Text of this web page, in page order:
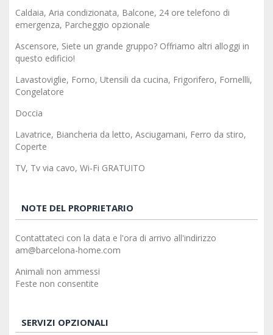
Caldaia, Aria condizionata, Balcone, 24 ore telefono di
emergenza, Parcheggio opzionale
Ascensore, Siete un grande gruppo? Offriamo altri alloggi in
questo edificio!
Lavastoviglie, Forno, Utensili da cucina, Frigorifero, Fornellli,
Congelatore
Doccia
Lavatrice, Biancheria da letto, Asciugamani, Ferro da stiro,
Coperte
TV, Tv via cavo, Wi-Fi GRATUITO
NOTE DEL PROPRIETARIO
Contattateci con la data e l'ora di arrivo all'indirizzo
am@barcelona-home.com
Animali non ammessi
Feste non consentite
SERVIZI OPZIONALI